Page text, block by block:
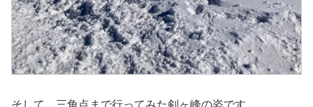
そして、三角点まで行ってみた剣ヶ峰の姿です。